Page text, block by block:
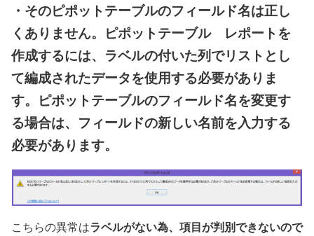
・そのピポットテーブルのフィールド名は正し
くありません。ピポットテーブル レポートを
作成するには、ラベルの付いた列でリストとし
て編成されたデータを使用する必要がありま
す。ピポットテーブルのフィールド名を変更す
る場合は、フィールドの新しい名前を入力する
必要があります。
こちらの異常はラベルがない為、項目が判別できないので